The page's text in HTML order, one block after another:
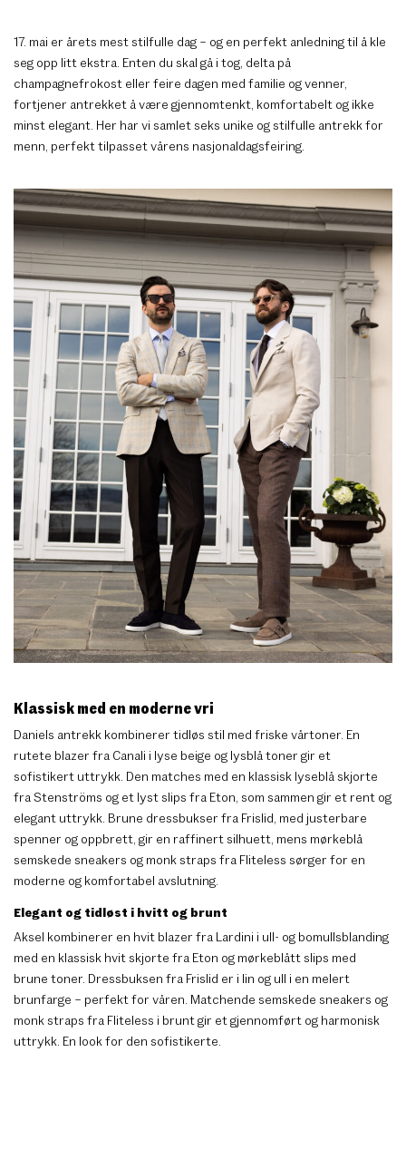
17. mai er årets mest stilfulle dag – og en perfekt anledning til å kle
seg opp litt ekstra. Enten du skal gå i tog, delta på
champagnefrokost eller feire dagen med familie og venner,
fortjener antrekket å være gjennomtenkt, komfortabelt og ikke
minst elegant. Her har vi samlet seks unike og stilfulle antrekk for
menn, perfekt tilpasset vårens nasjonaldagsfeiring.
Klassisk med en moderne vri
Daniels antrekk kombinerer tidløs stil med friske vårtoner. En
rutete blazer fra Canali i lyse beige og lysblå toner gir et
sofistikert uttrykk. Den matches med en klassisk lyseblå skjorte
fra Stenströms og et lyst slips fra Eton, som sammen gir et rent og
elegant uttrykk. Brune dressbukser fra Frislid, med justerbare
spenner og oppbrett, gir en raffinert silhuett, mens mørkeblå
semskede sneakers og monk straps fra Fliteless sørger for en
moderne og komfortabel avslutning.
Elegant og tidløst i hvitt og brunt
Aksel kombinerer en hvit blazer fra Lardini i ull- og bomullsblanding
med en klassisk hvit skjorte fra Eton og mørkeblått slips med
brune toner. Dressbuksen fra Frislid er i lin og ull i en melert
brunfarge – perfekt for våren. Matchende semskede sneakers og
monk straps fra Fliteless i brunt gir et gjennomført og harmonisk
uttrykk. En look for den sofistikerte.